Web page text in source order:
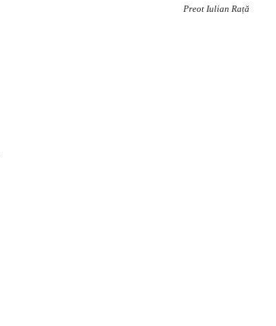
Preot Iulian Rață